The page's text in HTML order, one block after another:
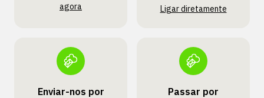
agora
Ligar diretamente
Enviar-nos por
Passar por